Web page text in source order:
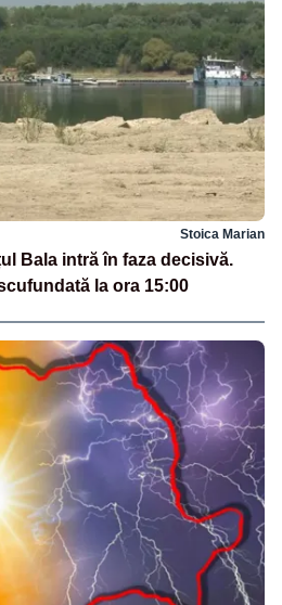
Stoica Marian
Bala intră în faza decisivă.
la ora 15:00